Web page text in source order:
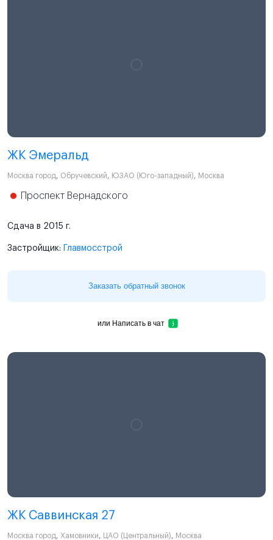
ЖК Эмеральд
Москва город, Обручевский, ЮЗАО (Юго-западный), Москва
Проспект Вернадского
Сдача в 2015 г.
Застройщик: Главмосстрой
Заказать обратный звонок
или Написать в чат
ЖК Саввинская 27
Москва город, Хамовники, ЦАО (Центральный), Москва